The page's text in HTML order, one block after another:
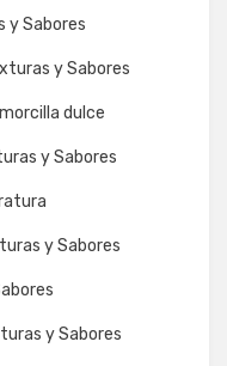
y Sabores
y Sabores
dulce
y Sabores
y Sabores
y Sabores